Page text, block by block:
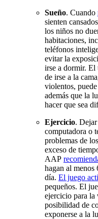
Sueño. Cuando
sienten
los niños no
habitaciones,
teléfonos
evitar la
irse a dormir. El
de irse a la
violentos,
además que la
hacer que sea
Ejercicio.
computadora o
problemas de
exceso de
AAP
hagan al
día. El juego
pequeños. El
ejercicio para la
posibilidad de
exponerse a la